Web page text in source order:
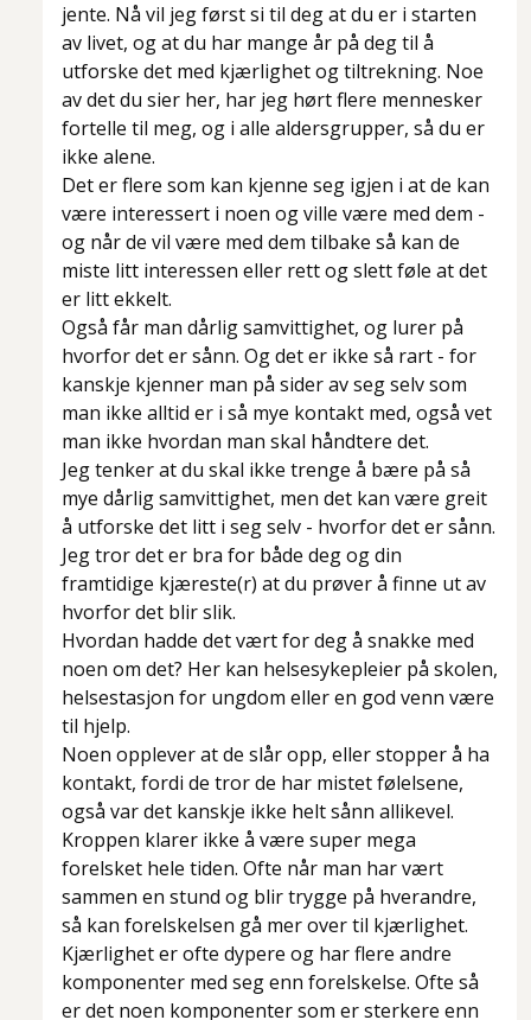
jente. Nå vil jeg først si til deg at du er i starten
av livet, og at du har mange år på deg til å
utforske det med kjærlighet og tiltrekning. Noe
av det du sier her, har jeg hørt flere mennesker
fortelle til meg, og i alle aldersgrupper, så du er
ikke alene.
Det er flere som kan kjenne seg igjen i at de kan
være interessert i noen og ville være med dem -
og når de vil være med dem tilbake så kan de
miste litt interessen eller rett og slett føle at det
er litt ekkelt.
Også får man dårlig samvittighet, og lurer på
hvorfor det er sånn. Og det er ikke så rart - for
kanskje kjenner man på sider av seg selv som
man ikke alltid er i så mye kontakt med, også vet
man ikke hvordan man skal håndtere det.
Jeg tenker at du skal ikke trenge å bære på så
mye dårlig samvittighet, men det kan være greit
å utforske det litt i seg selv - hvorfor det er sånn.
Jeg tror det er bra for både deg og din
framtidige kjæreste(r) at du prøver å finne ut av
hvorfor det blir slik.
Hvordan hadde det vært for deg å snakke med
noen om det? Her kan helsesykepleier på skolen,
helsestasjon for ungdom eller en god venn være
til hjelp.
Noen opplever at de slår opp, eller stopper å ha
kontakt, fordi de tror de har mistet følelsene,
også var det kanskje ikke helt sånn allikevel.
Kroppen klarer ikke å være super mega
forelsket hele tiden. Ofte når man har vært
sammen en stund og blir trygge på hverandre,
så kan forelskelsen gå mer over til kjærlighet.
Kjærlighet er ofte dypere og har flere andre
komponenter med seg enn forelskelse. Ofte så
er det noen komponenter som er sterkere enn